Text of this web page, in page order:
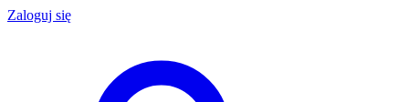
Zaloguj się